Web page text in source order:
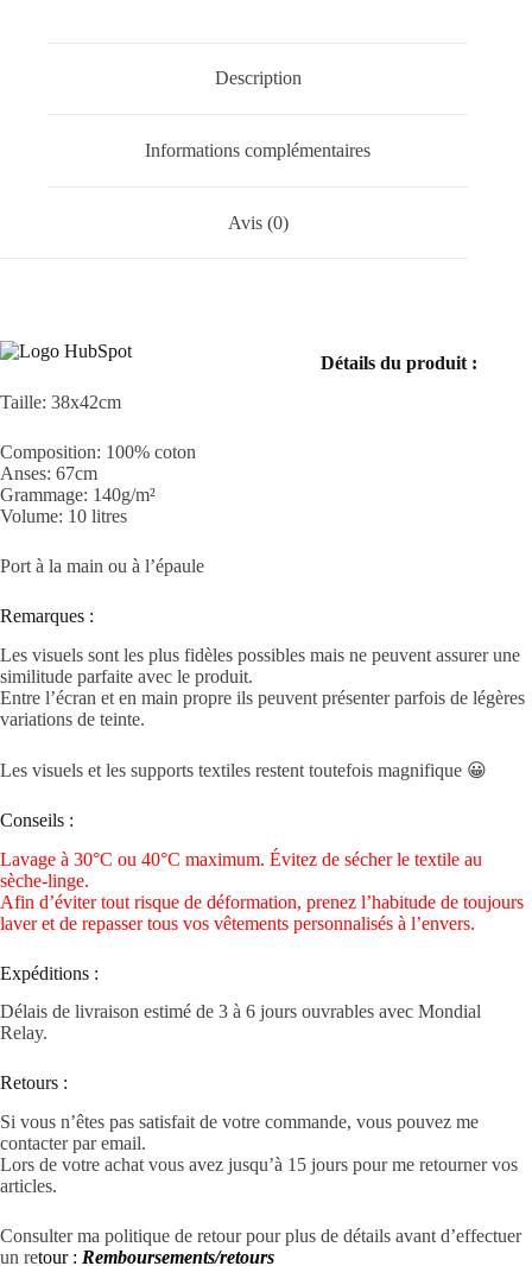
Description
Informations complémentaires
Avis (0)
Détails du produit :
Taille: 38x42cm
Composition: 100% coton
Anses: 67cm
Grammage: 140g/m²
Volume: 10 litres
Port à la main ou à l’épaule
Remarques :
Les visuels sont les plus fidèles possibles mais ne peuvent assurer une
similitude parfaite avec le produit.
Entre l’écran et en main propre ils peuvent présenter parfois de légères
variations de teinte.
Les visuels et les supports textiles restent toutefois magnifique 😀
Conseils :
Lavage à 30°C ou 40°C maximum. Évitez de sécher le textile au
sèche-linge.
Afin d’éviter tout risque de déformation, prenez l’habitude de toujours
laver et de repasser tous vos vêtements personnalisés à l’envers.
Expéditions :
Délais de livraison estimé de 3 à 6 jours ouvrables avec Mondial
Relay.
Retours :
Si vous n’êtes pas satisfait de votre commande, vous pouvez me
contacter par email.
Lors de votre achat vous avez jusqu’à 15 jours pour me retourner vos
articles.
Consulter ma politique de retour pour plus de détails avant d’effectuer
un retour : Remboursements/retours